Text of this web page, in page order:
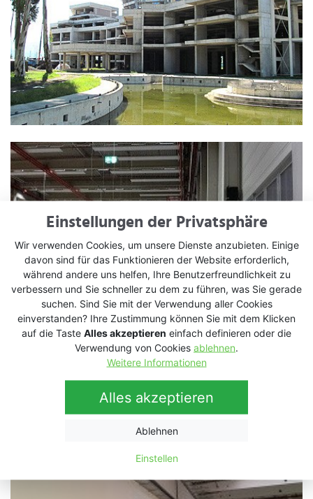
Einstellungen der Privatsphäre
Wir verwenden Cookies, um unsere Dienste anzubieten. Einige
davon sind für das Funktionieren der Website erforderlich,
während andere uns helfen, Ihre Benutzerfreundlichkeit zu
verbessern und Sie schneller zu dem zu führen, was Sie gerade
suchen. Sind Sie mit der Verwendung aller Cookies
einverstanden? Ihre Zustimmung können Sie mit dem Klicken
auf die Taste Alles akzeptieren einfach definieren oder die
Verwendung von Cookies ablehnen
Weitere Informationen
Alles akzeptieren
Ablehnen
Einstellen